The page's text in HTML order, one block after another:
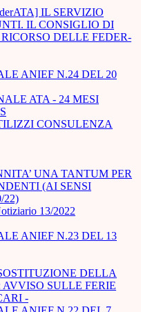
IL SERVIZIO
IL CONSIGLIO DI
DELLE FEDER-
ANIEF N.24 DEL 20
ATA - 24 MESI
CONSULENZA
UNA TANTUM PER
(AI SENSI
22)
13/2022
ANIEF N.23 DEL 13
DELLA
SULLE FERIE
-